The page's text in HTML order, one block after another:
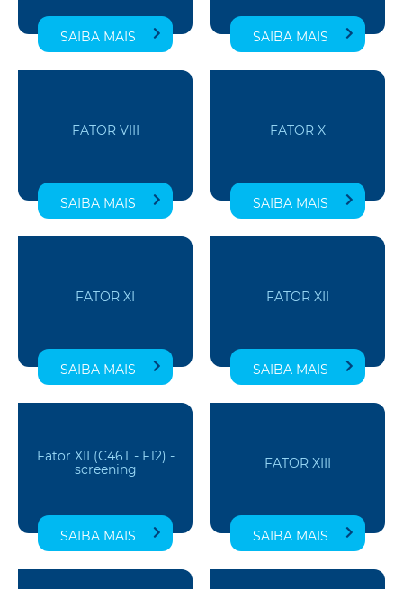
SAIBA MAIS SAIBA MAIS
FATOR VIII
SAIBA MAIS
FATOR X
SAIBA MAIS
FATOR XI
SAIBA MAIS
FATOR XII
SAIBA MAIS
Fator XII (C46T - F12) -
screening
SAIBA MAIS
FATOR XIII
SAIBA MAIS